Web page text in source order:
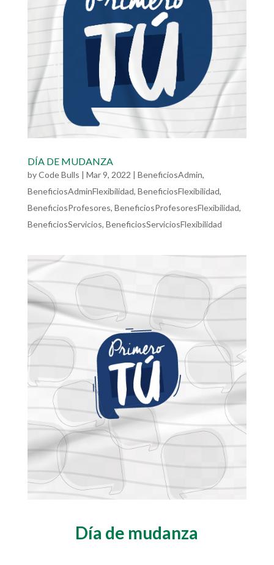
DÍA DE MUDANZA
byCode Bulls Mar 9, 2022 BeneficiosAdmin,
BeneficiosAdminFlexibilidad, BeneficiosFlexibilidad,
BeneficiosProfesores, BeneficiosProfesoresFlexibilidad,
BeneficiosServicios, BeneficiosServiciosFlexibilidad
Día de mudanza